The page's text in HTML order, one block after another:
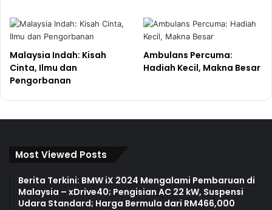
Malaysia Indah: Kisah
Cinta, Ilmu dan
Pengorbanan
Ambulans Percuma:
Hadiah Kecil, Makna Besar
Most Viewed Posts
Berita Terkini: BMW iX 2024 Mengalami Pembaruan di
Malaysia – xDrive40; Pengisian AC 22 kW, Suspensi
Udara Standard; Harga Bermula dari RM466,000